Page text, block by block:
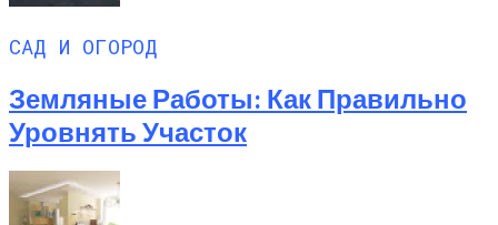
САД И ОГОРОД
Земляные Работы: Как Правильно
Уровнять Участок